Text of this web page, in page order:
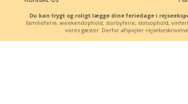
Du kan trygt og roligt lægge dine feriedage i
familieferie, weekendophold, storbyferie, slotsophold,
vores gæster. Derfor afspejler